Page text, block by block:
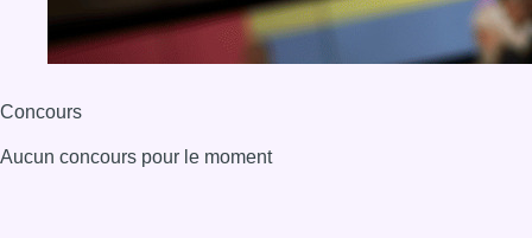
Concours
Aucun concours pour le moment